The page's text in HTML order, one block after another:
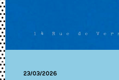
23/03/2026